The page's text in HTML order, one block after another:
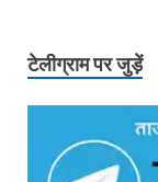
टेलीग्राम पर जुड़ें